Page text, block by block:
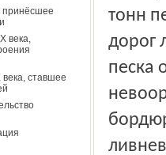
принёсшее
века,
ставшее
тонн
дорог
песка